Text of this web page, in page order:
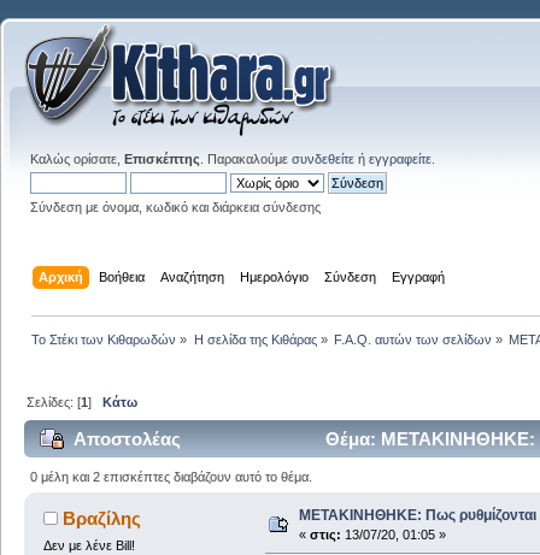
Καλώς ορίσατε, Επισκέπτης . Παρακαλούμε συνδεθείτε ή εγγραφείτε
Σύνδεση με όνομα, κωδικό και διάρκεια σύνδεσης
Αρχική Βοήθεια Αναζήτηση Ημερολόγιο Σύνδεση Εγγραφή
Το Στέκι των Κιθαρωδών » Η σελίδα της Κιθάρας» F.A.Q. αυτών των σελίδων »
Σελίδες: [1]Κάτω
Αποστολέας Θέμα: ΜΕΤΑΚΙΝΗΘΗΚΕ:
0 μέλη και 2 επισκέπτες διαβάζουν αυτό το θέμα.
Βραζίλης
Δεν με λένε Bill!
ΜΕΤΑΚΙΝΗΘΗΚΕ: Πως ρυθμίζονται
« στις: 13/07/20, 01:05 »